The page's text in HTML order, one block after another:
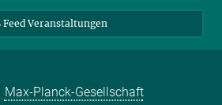
Feed Veranstaltungen
Max-Planck-Gesellschaft